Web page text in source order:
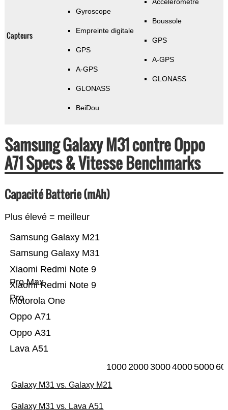
Capteurs
Gyroscope
Empreinte digitale
GPS
A-GPS
GLONASS
BeiDou
Boussole
GPS
A-GPS
GLONASS
Samsung Galaxy M31 contre Oppo
A71 Specs & Vitesse Benchmarks
Capacité Batterie (mAh)
Plus élevé = meilleur
Lava A51
Oppo A31
Oppo A71
Motorola One
Xiaomi Redmi Note 9
Pro
Xiaomi Redmi Note 9
Pro Max
Samsung Galaxy M31
Samsung Galaxy M21
10002000300040005000
Galaxy M31 vs. Galaxy M21
Galaxy M31 vs. Lava A51